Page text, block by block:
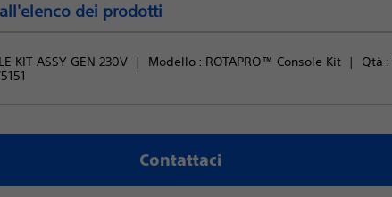
dei prodotti
KIT ASSY GEN 230V Modello : ROTAPRO™ Console Kit Qtà :
Contattaci